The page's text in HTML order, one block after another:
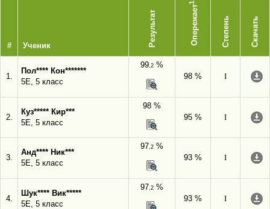
# Ученик Результат Опережает
1
Степень Скачать
1.
Пол**** Кон*******
5Е, 5 класс
99,2 %
98 %
I
2.
Куз***** Кир***
5Е, 5 класс
98 %
95 %
I
3.
Анд**** Ник***
5Е, 5 класс
97,2 %
93 %
I
4.
Шук**** Вик*****
5Е, 5 класс
97,2 %
93 %
I